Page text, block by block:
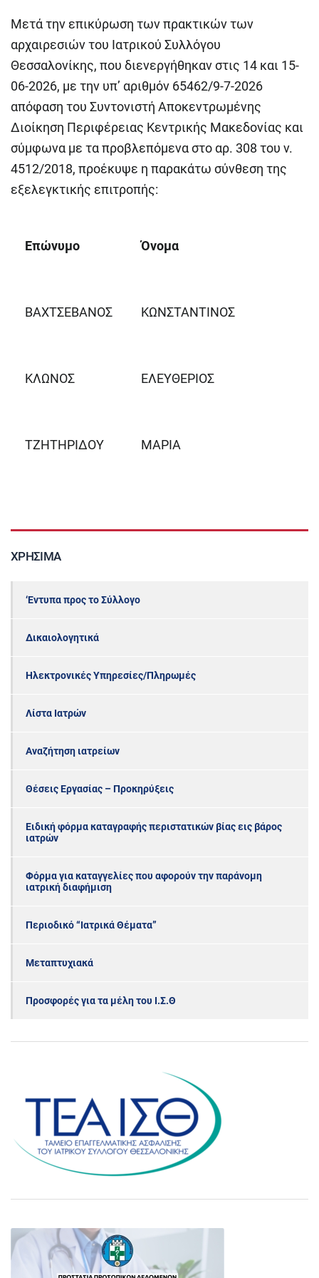
Μετά την επικύρωση των πρακτικών των
αρχαιρεσιών του Ιατρικού Συλλόγου
Θεσσαλονίκης, που διενεργήθηκαν στις 14 και 15-
06-2026, με την υπ’ αριθμόν 65462/9-7-2026
απόφαση του Συντονιστή Αποκεντρωμένης
Διοίκηση Περιφέρειας Κεντρικής Μακεδονίας και
σύμφωνα με τα προβλεπόμενα στο αρ. 308 του ν.
4512/2018, προέκυψε η παρακάτω σύνθεση της
εξελεγκτικής επιτροπής:
Επώνυμο Όνομα
ΒΑΧΤΣΕΒΑΝΟΣ ΚΩΝΣΤΑΝΤΙΝΟΣ
ΚΛΩΝΟΣ ΕΛΕΥΘΕΡΙΟΣ
ΤΖΗΤΗΡΙΔΟΥ ΜΑΡΙΑ
ΧΡΉΣΙΜΑ
‘Εντυπα προς το Σύλλογο
Δικαιολογητικά
Ηλεκτρονικές Υπηρεσίες/Πληρωμές
Λίστα Ιατρών
Αναζήτηση ιατρείων
Θέσεις Εργασίας – Προκηρύξεις
Ειδική φόρμα καταγραφής περιστατικών βίας εις βάρος
ιατρών
Φόρμα για καταγγελίες που αφορούν την παράνομη
ιατρική διαφήμιση
Περιοδικό “Ιατρικά Θέματα”
Μεταπτυχιακά
Προσφορές για τα μέλη του Ι.Σ.Θ